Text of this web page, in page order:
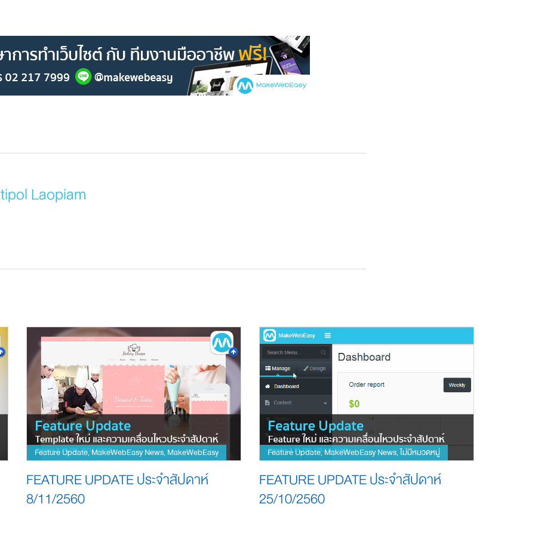
Laopiam
Feature Update,MakeWebEasy News, MakeWebEasy
FEATURE UPDATE ประจำสัปดาห์
8/11/2560
Feature Update,MakeWebEasy News,ไม่มีหมวดหมู่
FEATURE UPDATE ประจำสัปดาห์
25/10/2560